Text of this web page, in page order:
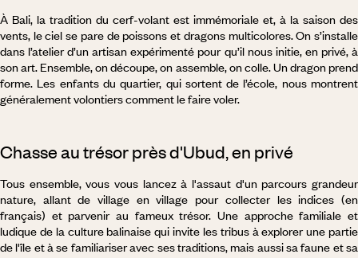
À Bali, la tradition du cerf-volant est immémoriale et, à la saison des
vents, le ciel se pare de poissons et dragons multicolores. On s’installe
dans l’atelier d’un artisan expérimenté pour qu’il nous initie, en privé, à
son art. Ensemble, on découpe, on assemble, on colle. Un dragon prend
forme. Les enfants du quartier, qui sortent de l’école, nous montrent
généralement volontiers comment le faire voler.
Chasse au trésor près d'Ubud, en privé
Tous ensemble, vous vous lancez à l'assaut d'un parcours grandeur
nature, allant de village en village pour collecter les indices (en
français) et parvenir au fameux trésor. Une approche familiale et
ludique de la culture balinaise qui invite les tribus à explorer une partie
de l'île et à se familiariser avec ses traditions, mais aussi sa faune et sa